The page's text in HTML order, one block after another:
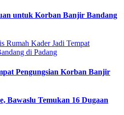
untuk Korban Banjir Bandang
Pengungsian Korban Banjir
Bawaslu Temukan 16 Dugaan